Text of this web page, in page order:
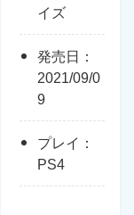
イズ
発売日：
2021/09/0
9
プレイ：
PS4